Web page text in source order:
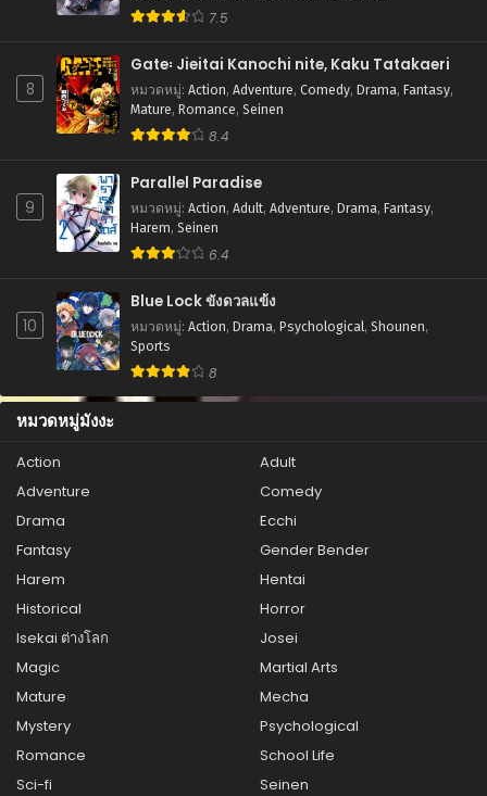
7.5
8
Gate꞉ Jieitai Kanochi nite, Kaku Tatakaeri
หมวดหมู่: Action, Adventure, Comedy, Drama, Fantasy,
Mature, Romance, Seinen
8.4
9
Parallel Paradise
หมวดหมู่: Action, Adult, Adventure, Drama, Fantasy,
Harem, Seinen
6.4
10
Blue Lock ขังดวลแข้ง
หมวดหมู่: Action, Drama, Psychological, Shounen,
Sports
8
หมวดหมู่มังงะ
Action
Adult
Adventure
Comedy
Drama
Ecchi
Fantasy
Gender Bender
Harem
Hentai
Historical
Horror
Isekai ต่างโลก
Josei
Magic
Martial Arts
Mature
Mecha
Mystery
Psychological
Romance
School Life
Sci-fi
Seinen